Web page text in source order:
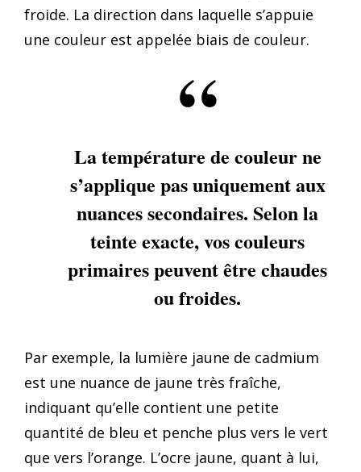
froide. La direction dans laquelle s’appuie
une couleur est appelée biais de couleur.
La température de couleur ne
s’applique pas uniquement aux
nuances secondaires. Selon la
teinte exacte, vos couleurs
primaires peuvent être chaudes
ou froides.
Par exemple, la lumière jaune de cadmium
est une nuance de jaune très fraîche,
indiquant qu’elle contient une petite
quantité de bleu et penche plus vers le vert
que vers l’orange. L’ocre jaune, quant à lui,